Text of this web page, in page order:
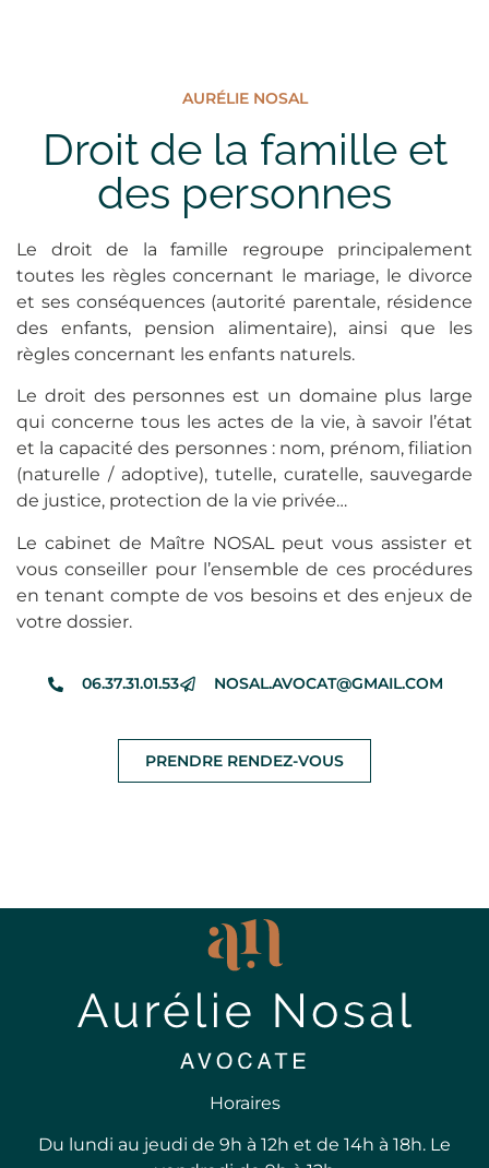
AURÉLIE NOSAL
Droit de la famille et
des personnes
Le droit de la famille regroupe principalement
toutes les règles concernant le mariage, le divorce
et ses conséquences (autorité parentale, résidence
des enfants, pension alimentaire), ainsi que les
règles concernant les enfants naturels.
Le droit des personnes est un domaine plus large
qui concerne tous les actes de la vie, à savoir l’état
et la capacité des personnes : nom, prénom, filiation
(naturelle / adoptive), tutelle, curatelle, sauvegarde
de justice, protection de la vie privée…
Le cabinet de Maître NOSAL peut vous assister et
vous conseiller pour l’ensemble de ces procédures
en tenant compte de vos besoins et des enjeux de
votre dossier.
06.37.31.01.53 NOSAL.AVOCAT@GMAIL.COM
PRENDRE RENDEZ-VOUS
Horaires
Du lundi au jeudi de 9h à 12h et de 14h à 18h. Le